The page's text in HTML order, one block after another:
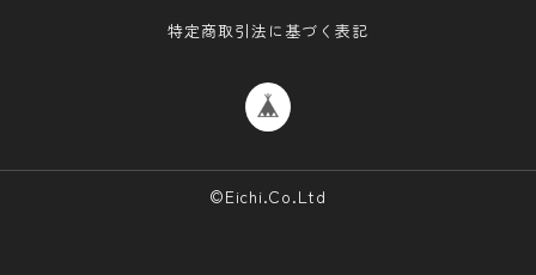
特定商取引法に基づく表記
©Eichi.Co.Ltd